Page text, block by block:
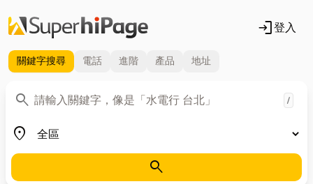
login登入
關鍵字搜尋 電話 進階 產品 地址
search
關鍵字 /
place
地區
search